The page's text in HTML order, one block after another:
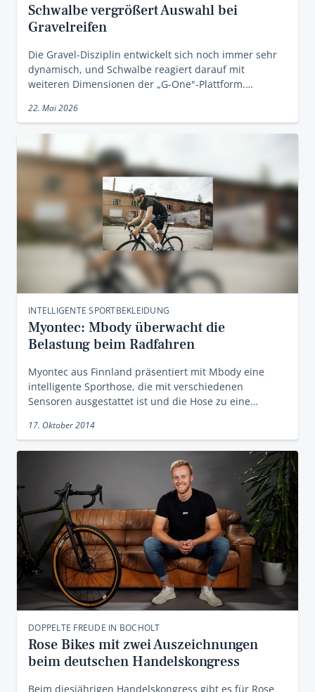
Schwalbe vergrößert Auswahl bei
Gravelreifen
Die Gravel-Disziplin entwickelt sich noch immer sehr
dynamisch, und Schwalbe reagiert darauf mit
weiteren Dimensionen der „G-One"-Plattform.…
22. Mai 2026
INTELLIGENTE SPORTBEKLEIDUNG
Myontec: Mbody überwacht die
Belastung beim Radfahren
Myontec aus Finnland präsentiert mit Mbody eine
intelligente Sporthose, die mit verschiedenen
Sensoren ausgestattet ist und die Hose zu eine…
17. Oktober 2014
DOPPELTE FREUDE IN BOCHOLT
Rose Bikes mit zwei Auszeichnungen
beim deutschen Handelskongress
Beim diesjährigen Handelskongress gibt es für Rose